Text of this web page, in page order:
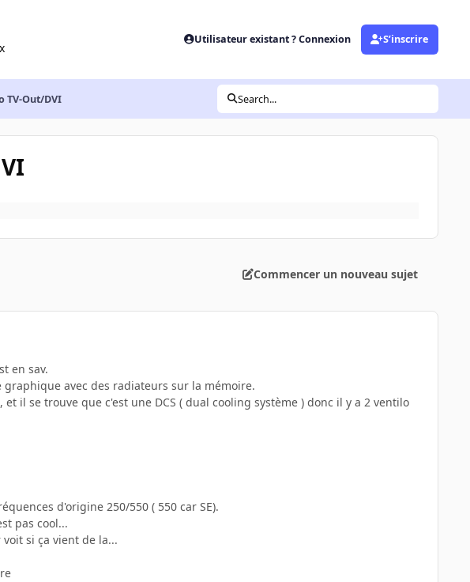
Utilisateur existant ? Connexion S’inscrire
TV-Out/DVI Search...
Commencer un nouveau sujet
en sav.
avec des radiateurs sur la mémoire.
et il se trouve que c'est une DCS ( dual cooling système ) donc il y a 2 ventilo
d'origine 250/550 ( 550 car SE).
pas cool...
si ça vient de la...